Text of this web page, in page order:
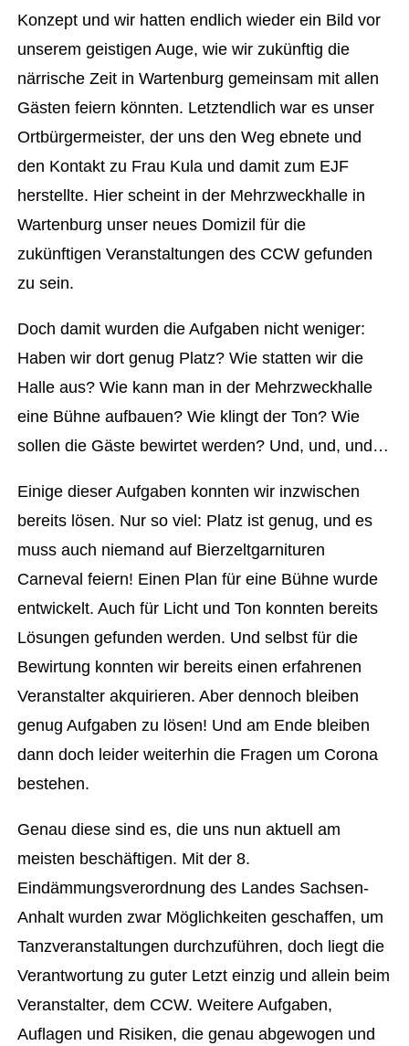
Konzept und wir hatten endlich wieder ein Bild vor
unserem geistigen Auge, wie wir zukünftig die
närrische Zeit in Wartenburg gemeinsam mit allen
Gästen feiern könnten. Letztendlich war es unser
Ortbürgermeister, der uns den Weg ebnete und
den Kontakt zu Frau Kula und damit zum EJF
herstellte. Hier scheint in der Mehrzweckhalle in
Wartenburg unser neues Domizil für die
zukünftigen Veranstaltungen des CCW gefunden
zu sein.
Doch damit wurden die Aufgaben nicht weniger:
Haben wir dort genug Platz? Wie statten wir die
Halle aus? Wie kann man in der Mehrzweckhalle
eine Bühne aufbauen? Wie klingt der Ton? Wie
sollen die Gäste bewirtet werden? Und, und, und…
Einige dieser Aufgaben konnten wir inzwischen
bereits lösen. Nur so viel: Platz ist genug, und es
muss auch niemand auf Bierzeltgarnituren
Carneval feiern! Einen Plan für eine Bühne wurde
entwickelt. Auch für Licht und Ton konnten bereits
Lösungen gefunden werden. Und selbst für die
Bewirtung konnten wir bereits einen erfahrenen
Veranstalter akquirieren. Aber dennoch bleiben
genug Aufgaben zu lösen! Und am Ende bleiben
dann doch leider weiterhin die Fragen um Corona
bestehen.
Genau diese sind es, die uns nun aktuell am
meisten beschäftigen. Mit der 8.
Eindämmungsverordnung des Landes Sachsen-
Anhalt wurden zwar Möglichkeiten geschaffen, um
Tanzveranstaltungen durchzuführen, doch liegt die
Verantwortung zu guter Letzt einzig und allein beim
Veranstalter, dem CCW. Weitere Aufgaben,
Auflagen und Risiken, die genau abgewogen und